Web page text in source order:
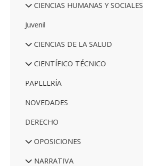
CIENCIAS HUMANAS Y SOCIALES
Juvenil
CIENCIAS DE LA SALUD
CIENTÍFICO TÉCNICO
PAPELERÍA
NOVEDADES
DERECHO
OPOSICIONES
NARRATIVA